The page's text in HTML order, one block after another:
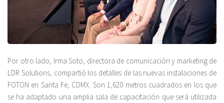
Por otro lado, Irma Soto, directora de comunicación y marketing de
LDR Solutions, compartió los detalles de las nuevas instalaciones de
FOTON en Santa Fe, CDMX. Son 1,620 metros cuadrados en los que
se ha adaptado una amplia sala de capacitación que será utilizada